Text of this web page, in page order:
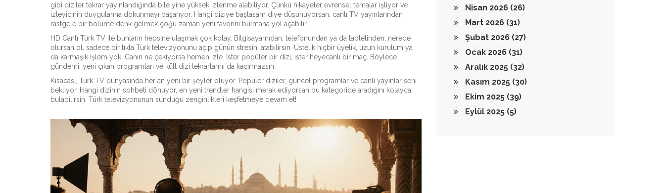
gibi diziler tekrar yayınlandığında bile yine yüksek izlenme alabiliyor. Çünkü hikayeler evrensel temalar işliyor ve
izleyicinin duygularına dokunmayı başarıyor. Hangi diziye başlasam diye düşünüyorsan, canlı TV yayınlarından
rastgele bir bölüme denk gelmek çoğu zaman yeni favorini bulmana yol açabilir.
HD Canlı Türk TV ile bunların hepsine ulaşmak çok kolay. Bilgisayarından, telefonundan ya da tabletinden; nerede
olursan ol, sadece bir tıkla Türk televizyonunu açıp günün stresini atabilirsin. Üstelik hiçbir üyelik, uzun kurulum ya
da karmaşık işlem yok. Canın ne çekiyorsa hemen izle. İster popüler bir dizi, ister heyecanlı bir maç. Böylece
gündemi, yeni çıkan programları ve kült dizi tekrarlarını da kaçırmazsın.
Kısacası, Türk TV dünyasında her an yeni bir şeyler oluyor. Popüler diziler, güncel programlar ve canlı yayınlar seni
bekliyor. Hangi dizinin sohbeti dönüyor, en yeni trendler hangisi merak ediyorsan bu kategoride aradığını kolayca
bulabilirsin. Türk televizyonunun sunduğu zenginlikleri keşfetmeye devam et!
Nisan 2026 (26)
Mart 2026 (31)
Şubat 2026 (27)
Ocak 2026 (31)
Aralık 2025 (32)
Kasım 2025 (30)
Ekim 2025 (39)
Eylül 2025 (5)